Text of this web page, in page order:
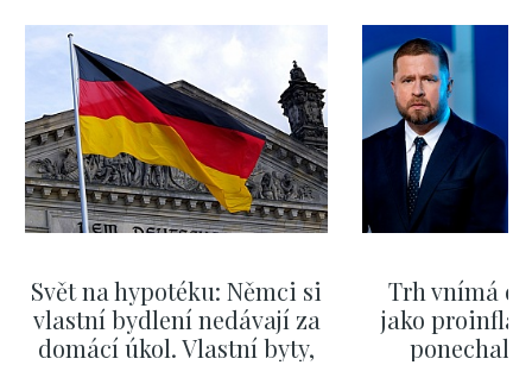
Svět na hypotéku: Němci si
vlastní bydlení nedávají za
domácí úkol. Vlastní byty,
Trh vnímá
jako
ponechali